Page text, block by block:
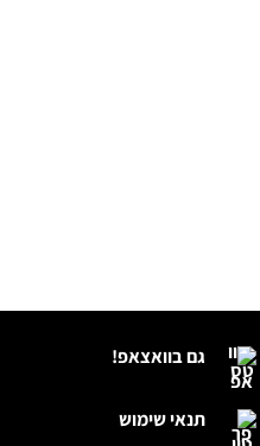
גם בוואצאפ!
תנאי שימוש